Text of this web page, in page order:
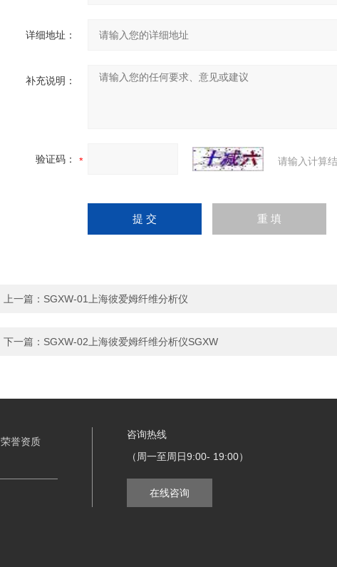
详细地址：
补充说明：
验证码： 请输入计算
上一篇： SGXW-01上海彼爱姆纤维分析仪
下一篇： SGXW-02上海彼爱姆纤维分析仪SGXW
荣誉资质
咨询热线
（周一至周日9:00- 19:00）
在线咨询